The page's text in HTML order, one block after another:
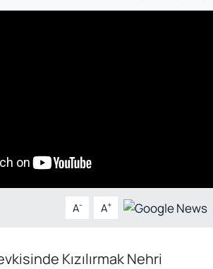
A- A+
Kızılırmak Nehri